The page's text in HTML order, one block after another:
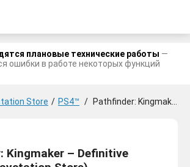
плановые технические работы —
ошибки в работе некоторых функций
Store / PS4™ / Pathfinder: Kingmaker - Definitive Edition
Kingmaker – Definitive